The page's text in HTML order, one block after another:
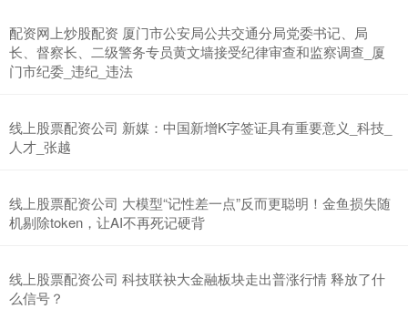
配资网上炒股配资 厦门市公安局公共交通分局党委书记、局
长、督察长、二级警务专员黄文墙接受纪律审查和监察调查_厦
门市纪委_违纪_违法
线上股票配资公司 新媒：中国新增K字签证具有重要意义_科技_
人才_张越
线上股票配资公司 大模型“记性差一点”反而更聪明！金鱼损失随
机剔除token，让AI不再死记硬背
线上股票配资公司 科技联袂大金融板块走出普涨行情 释放了什
么信号？